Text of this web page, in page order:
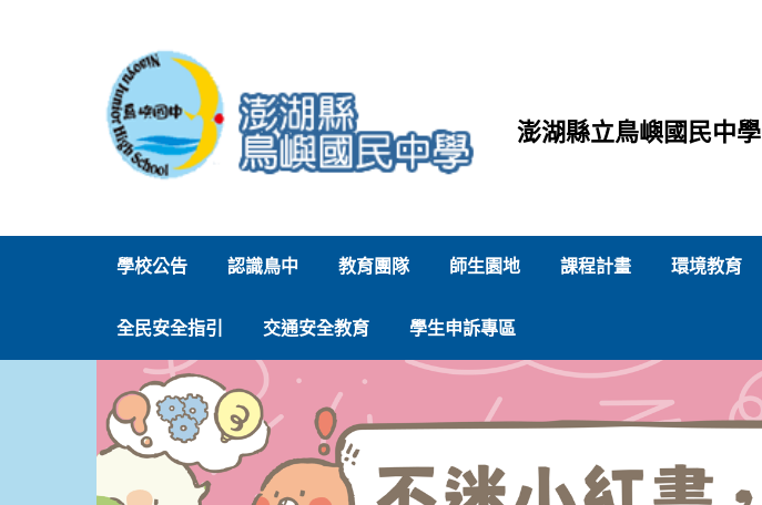
澎湖縣立鳥嶼國民中學
學校公告 認識鳥中 教育團隊 師生園地 課程計畫 環境教育
全民安全指引 交通安全教育 學生申訴專區